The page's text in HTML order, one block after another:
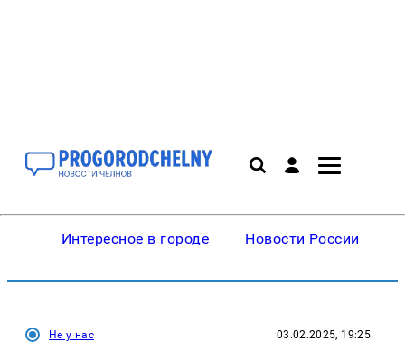
Интересное в городе Новости России
Не у нас 03.02.2025, 19:25